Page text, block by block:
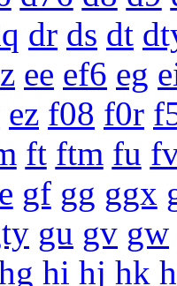
dr ds dt
ee ef6 eg
ez f08 f0r
ft ftm fu
gf gg ggx
gu gv gw
hi hj hk